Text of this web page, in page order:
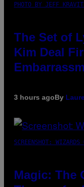
PHOTO BY JEFF
The Set of
Kim Deal
3 hours agoBy
SCREENSHOT:
Magic: The